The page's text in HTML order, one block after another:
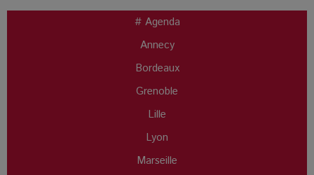
# Agenda
Annecy
Bordeaux
Grenoble
Lille
Lyon
Marseille